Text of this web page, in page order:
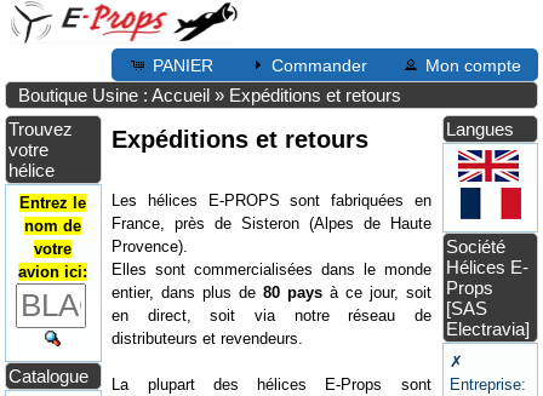
PANIER Commander Mon compte
Boutique Usine : Accueil » Expéditions et retours
Trouvez
votre
hélice
Entrez le
nom de
votre
avion ici:
Catalogue
Expéditions et retours
Les hélices E-PROPS sont fabriquées en
France, près de Sisteron (Alpes de Haute
Provence).
Elles sont commercialisées dans le monde
entier, dans plus de80 paysà ce jour, soit
en direct, soit via notre réseau de
distributeurs et revendeurs.
La plupart des hélices E-Props sont
Langues
Société
Hélices E-
Props
[SAS
Electravia]
✗
Entreprise: